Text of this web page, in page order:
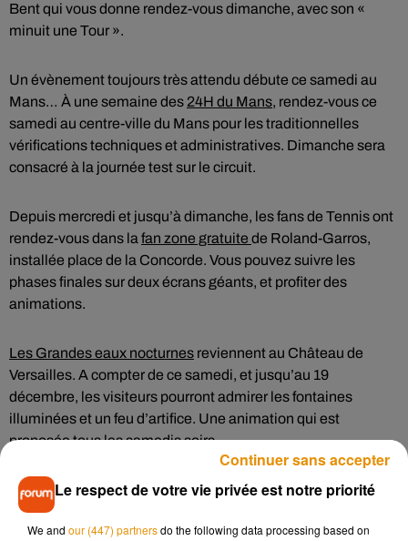
Bent qui vous donne rendez-vous dimanche, avec son «
minuit une Tour ».
Un évènement toujours très attendu débute ce samedi au
Mans… À une semaine des 24H du Mans, rendez-vous ce
samedi au centre-ville du Mans pour les traditionnelles
vérifications techniques et administratives. Dimanche sera
consacré à la journée test sur le circuit.
Depuis mercredi et jusqu’à dimanche, les fans de Tennis ont
rendez-vous dans la fan zone gratuite de Roland-Garros,
installée place de la Concorde. Vous pouvez suivre les
phases finales sur deux écrans géants, et profiter des
animations.
Les Grandes eaux nocturnes reviennent au Château de
Versailles. A compter de ce samedi, et jusqu’au 19
décembre, les visiteurs pourront admirer les fontaines
illuminées et un feu d’artifice. Une animation qui est
proposée tous les samedis soirs.
À Orléans, les stars de l’escrime française sont attendues ce
week-end pour les
Senior.Seront notamment présents Manon Apithy,
Le respect de votre vie privée est notre priorité
We and our (447) partnersdo the following data processing based on
Continuer sans accepter